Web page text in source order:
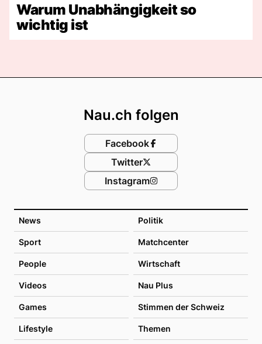
Warum Unabhängigkeit so
wichtig ist
News Politik
Sport Matchcenter
People Wirtschaft
Videos Nau Plus
Games Stimmen der Schweiz
Lifestyle Themen
Nau.ch folgen
Facebook
Twitter
Instagram